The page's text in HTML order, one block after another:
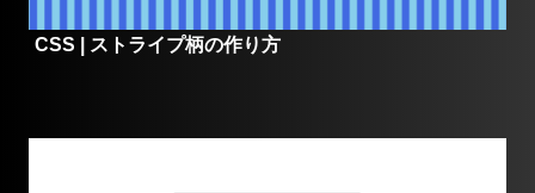
CSS | ストライプ柄の作り方